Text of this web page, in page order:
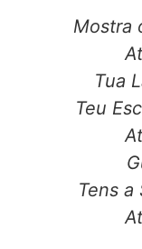
Mostra
Tua
Teu
Tens a